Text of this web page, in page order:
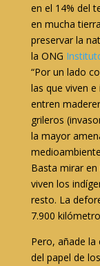
en el 14% del
en mucha
preservar la
la ONG
“Por un lado
las que viven
entren
grileros
la mayor
Basta mirar
viven los
resto. La
7.900
Pero, añade
del papel de